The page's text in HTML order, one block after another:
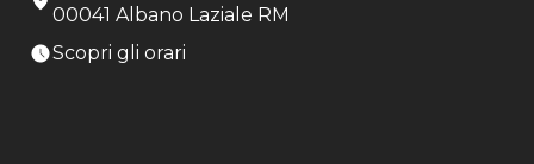
00041 Albano Laziale RM
Scopri gli orari